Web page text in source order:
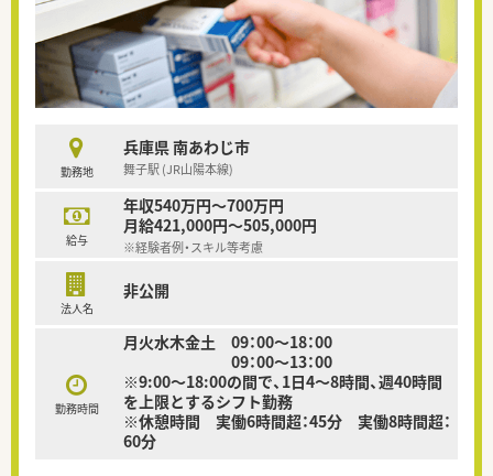
勤務地
兵庫県 南あわじ市
舞子駅 (JR山陽本線)
給与
年収540万円～700万円
月給421,000円～505,000円
※経験者例・スキル等考慮
法人名
非公開
勤務時間
月火水木金土 09：00～18：00
09：00～13：00
※9:00～18:00の間で、1日4～8時間、週40時間
を上限とするシフト勤務
※休憩時間 実働6時間超：45分 実働8時間超：
60分